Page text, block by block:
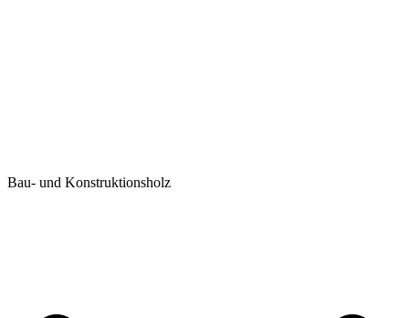
Bau- und Konstruktionsholz